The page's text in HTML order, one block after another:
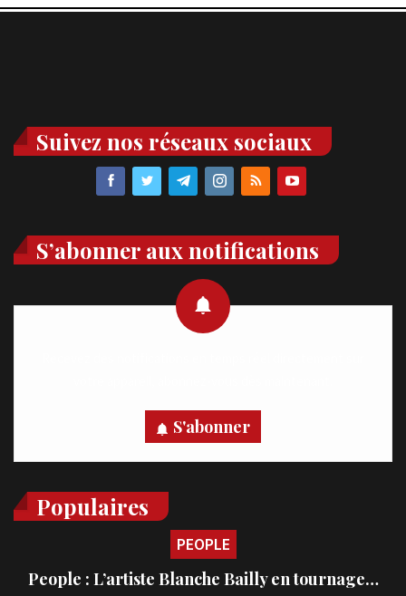
Suivez nos réseaux sociaux
S’abonner aux notifications
S'abonner
Populaires
PEOPLE
People : L’artiste Blanche Bailly en tournage…